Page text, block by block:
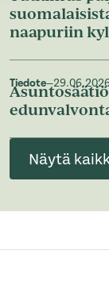
naapuriin
Tiedote—
Näytä